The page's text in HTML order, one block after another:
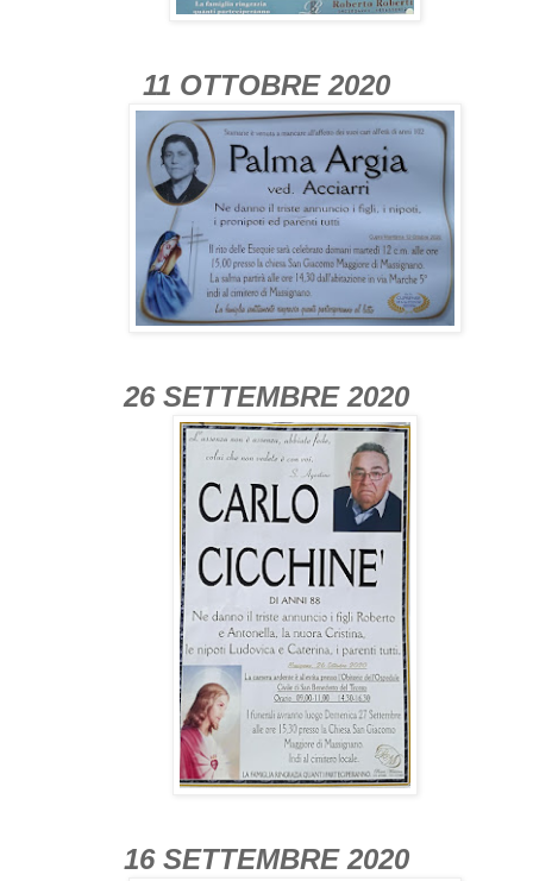
11 OTTOBRE 2020
26 SETTEMBRE 2020
16 SETTEMBRE 2020